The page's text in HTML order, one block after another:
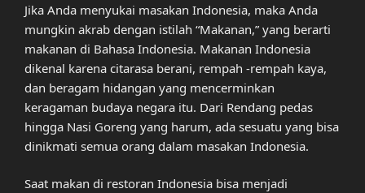
Jika Anda menyukai masakan Indonesia, maka Anda
mungkin akrab dengan istilah “Makanan,” yang berarti
makanan di Bahasa Indonesia. Makanan Indonesia
dikenal karena citarasa berani, rempah -rempah kaya,
dan beragam hidangan yang mencerminkan
keragaman budaya negara itu. Dari Rendang pedas
hingga Nasi Goreng yang harum, ada sesuatu yang bisa
dinikmati semua orang dalam masakan Indonesia.
Saat makan di restoran Indonesia bisa menjadi